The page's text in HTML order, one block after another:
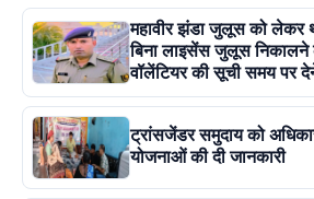
महावीर झंडा जुलूस को लेकर
बिना लाइसेंस जुलूस निकालने
वॉलेंटियर की सूची समय पर
ट्रांसजेंडर समुदाय को
योजनाओं की दी जानकारी